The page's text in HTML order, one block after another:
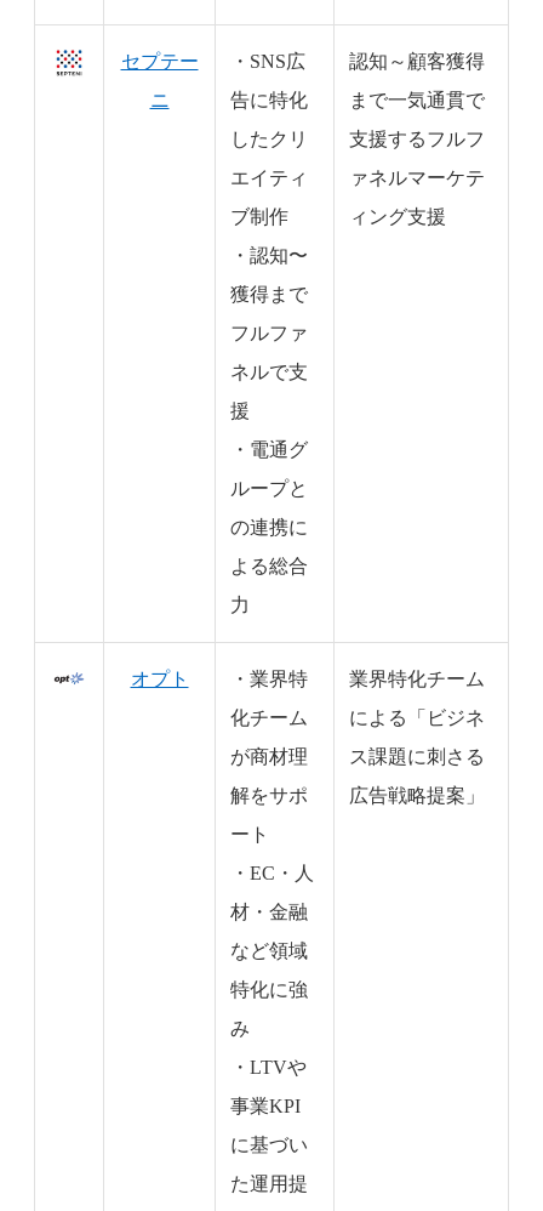
セプテー
ニ
・SNS広
告に特化
したクリ
エイティ
ブ制作
・認知〜
獲得まで
フルファ
ネルで支
援
・電通グ
ループと
の連携に
よる総合
力
認知～顧客獲得
まで一気通貫で
支援するフルフ
ァネルマーケテ
ィング支援
オプト
・業界特
化チーム
が商材理
解をサポ
ート
・EC・人
材・金融
など領域
特化に強
み
・LTVや
事業KPI
に基づい
た運用提
業界特化チーム
による「ビジネ
ス課題に刺さる
広告戦略提案」